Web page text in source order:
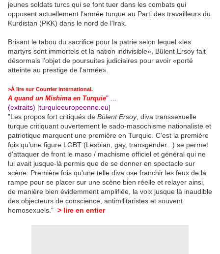
jeunes soldats turcs qui se font tuer dans les combats qui
opposent actuellement l'armée turque au Parti des travailleurs du
Kurdistan (PKK) dans le nord de l'Irak.
Brisant le tabou du sacrifice pour la patrie selon lequel «les
martyrs sont immortels et la nation indivisible», Bülent Ersoy fait
désormais l'objet de poursuites judiciaires pour avoir «porté
atteinte au prestige de l'armée».
>À lire sur Courrier international.
A quand un Mishima en Turquie" ...
(extraits) [turquieeuropeenne.eu]
"Les propos fort critiqués de Bülent Ersoy, diva transsexuelle
turque critiquant ouvertement le sado-masochisme nationaliste et
patriotique marquent une première en Turquie. C’est la première
fois qu’une figure LGBT (Lesbian, gay, transgender...) se permet
d’attaquer de front le maso / machisme officiel et général qui ne
lui avait jusque-là permis que de se donner en spectacle sur
scène. Première fois qu’une telle diva ose franchir les feux de la
rampe pour se placer sur une scène bien réelle et relayer ainsi,
de manière bien évidemment amplifiée, la voix jusque là inaudible
des objecteurs de conscience, antimilitaristes et souvent
homosexuels." > lire en entier